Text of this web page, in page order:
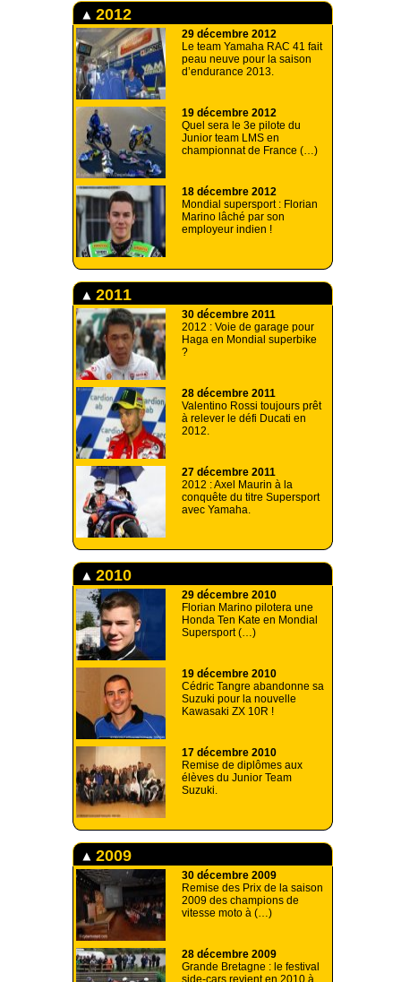
2012
29 décembre 2012
Le team Yamaha RAC 41 fait
peau neuve pour la saison
d’endurance 2013.
19 décembre 2012
Quel sera le 3e pilote du
Junior team LMS en
championnat de France (…)
18 décembre 2012
Mondial supersport : Florian
Marino lâché par son
employeur indien !
2011
30 décembre 2011
2012 : Voie de garage pour
Haga en Mondial superbike
?
28 décembre 2011
Valentino Rossi toujours prêt
à relever le défi Ducati en
2012.
27 décembre 2011
2012 : Axel Maurin à la
conquête du titre Supersport
avec Yamaha.
2010
29 décembre 2010
Florian Marino pilotera une
Honda Ten Kate en Mondial
Supersport (…)
19 décembre 2010
Cédric Tangre abandonne sa
Suzuki pour la nouvelle
Kawasaki ZX 10R !
17 décembre 2010
Remise de diplômes aux
élèves du Junior Team
Suzuki.
2009
30 décembre 2009
Remise des Prix de la saison
2009 des champions de
vitesse moto à (…)
28 décembre 2009
Grande Bretagne : le festival
side-cars revient en 2010 à